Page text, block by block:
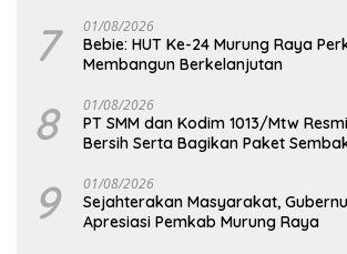
7 01/08/2026
Bebie: HUT Ke-24 Murung Raya
Membangun Berkelanjutan
8 01/08/2026
PT SMM dan Kodim 1013/Mtw
Bersih Serta Bagikan Paket
9 01/08/2026
Sejahterakan Masyarakat,
Apresiasi Pemkab Murung Raya